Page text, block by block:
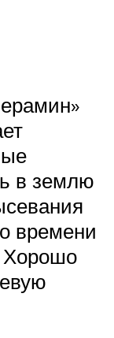
в землю
времени
Хорошо